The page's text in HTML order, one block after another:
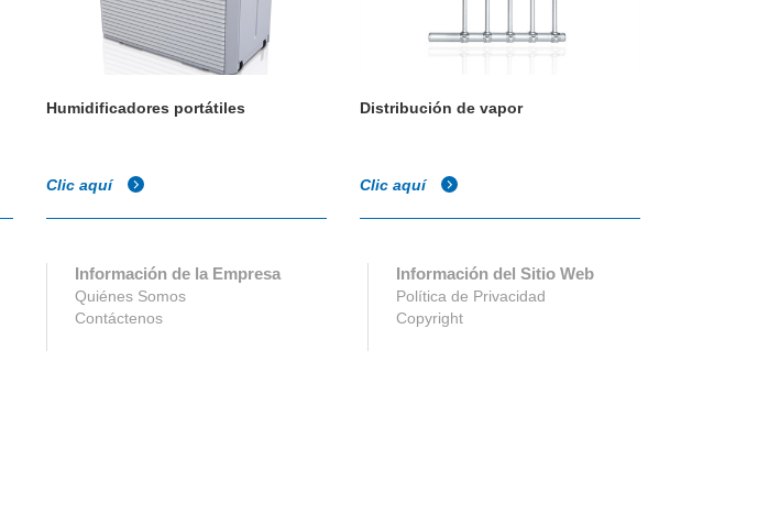
Humidificadores portátiles
Clic aquí
Distribución de vapor
Clic aquí
Información de la Empresa
Quiénes Somos
Contáctenos
Información del Sitio Web
Política de Privacidad
Copyright